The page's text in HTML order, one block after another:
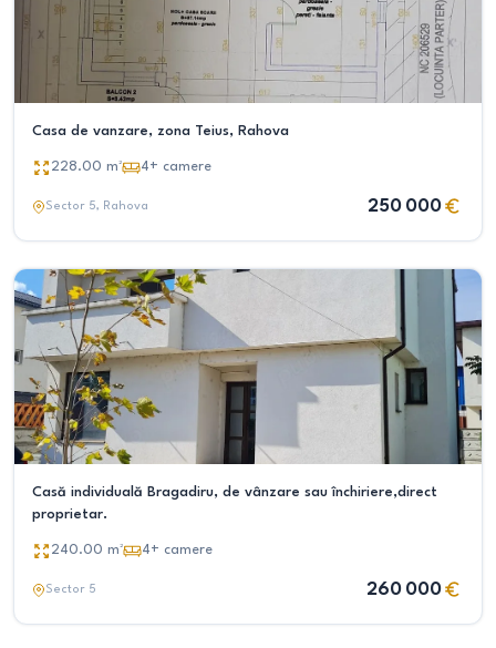
Casa de vanzare, zona Teius, Rahova
228.00 m² 4+ camere
Sector 5, Rahova 250 000
Casă individuală Bragadiru, de vânzare sau închiriere,direct
proprietar.
240.00 m² 4+ camere
Sector 5 260 000